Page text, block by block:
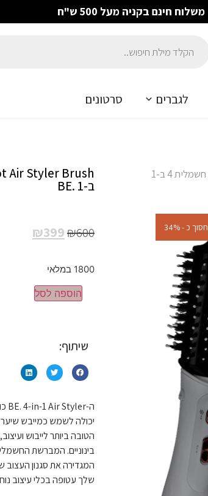
משלוח חינם בקניה מעל 500 ש"ח
לגברים סרטונים
/ Air Styler | 4-In-1 BE. Hot Air Styler Brush- מברשת חשמלית 4 ב-1
חסוך כ - 34%
ב-1 .BE
₪600
₪399
1800 במלאי
הוספה לסל
שיתוף:
יכולה לשמש כמייבש שיער
בינוניים. המברשת
שלך עטופה בכלי עיצוב נוח